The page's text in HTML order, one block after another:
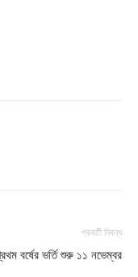
পরবর্তী নিবন্ধ
বর্ষের ভর্তি শুরু ১১ নভেম্বর